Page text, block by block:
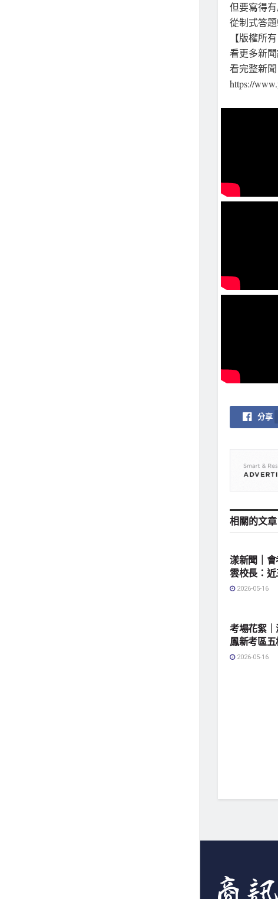
但要寫得
從制式答
【版權所
看更多新聞
看完整新
https://
分享
相關的文章
漾新聞｜
雲校長：
2026-05-16
考場花絮
鳳新考區
2026-05-16